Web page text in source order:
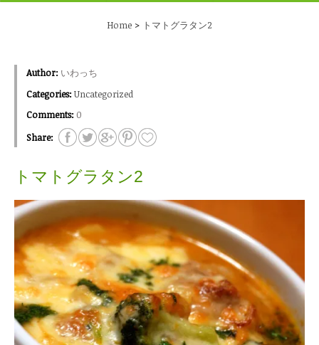
Home > トマトグラタン2
Author: いわっち
Categories:Uncategorized
Comments: 0
Share:
トマトグラタン2